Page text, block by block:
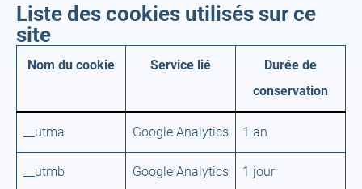
Liste des cookies utilisés sur ce
site
Nom du cookie Service lié
Durée de
conservation
__utma Google Analytics 1 an
__utmb Google Analytics 1 jour